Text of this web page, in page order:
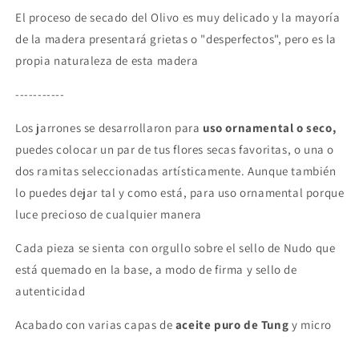
El proceso de secado del Olivo es muy delicado y la mayoría
de la madera presentará grietas o "desperfectos", pero es la
propia naturaleza de esta madera
-----------
Los jarrones se desarrollaron para uso ornamental o seco,
puedes colocar un par de tus flores secas favoritas, o una o
dos ramitas seleccionadas artísticamente. Aunque también
lo puedes dejar tal y como está, para uso ornamental porque
luce precioso de cualquier manera
Cada pieza se sienta con orgullo sobre el sello de Nudo que
está quemado en la base, a modo de firma y sello de
autenticidad
Acabado con varias capas de aceite puro de Tung y micro